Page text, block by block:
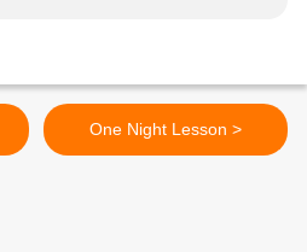
One Night Lesson >